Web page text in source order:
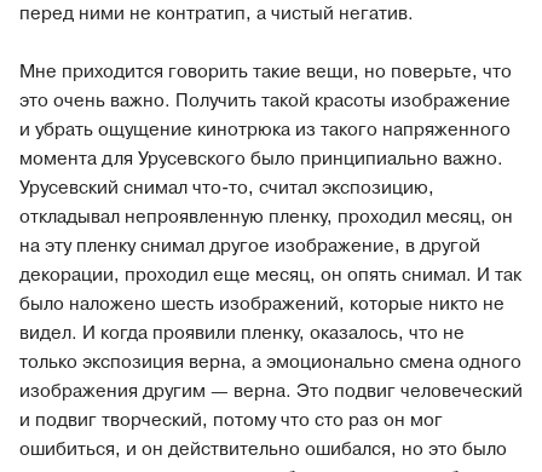
перед ними не контратип, а чистый негатив.
Мне приходится говорить такие вещи, но поверьте, что
это очень важно. Получить такой красоты изображение
и убрать ощущение кинотрюка из такого напряженного
момента для Урусевского было принципиально важно.
Урусевский снимал что-то, считал экспозицию,
откладывал непроявленную пленку, проходил месяц, он
на эту пленку снимал другое изображение, в другой
декорации, проходил еще месяц, он опять снимал. И так
было наложено шесть изображений, которые никто не
видел. И когда проявили пленку, оказалось, что не
только экспозиция верна, а эмоционально смена одного
изображения другим — верна. Это подвиг человеческий
и подвиг творческий, потому что сто раз он мог
ошибиться, и он действительно ошибался, но это было